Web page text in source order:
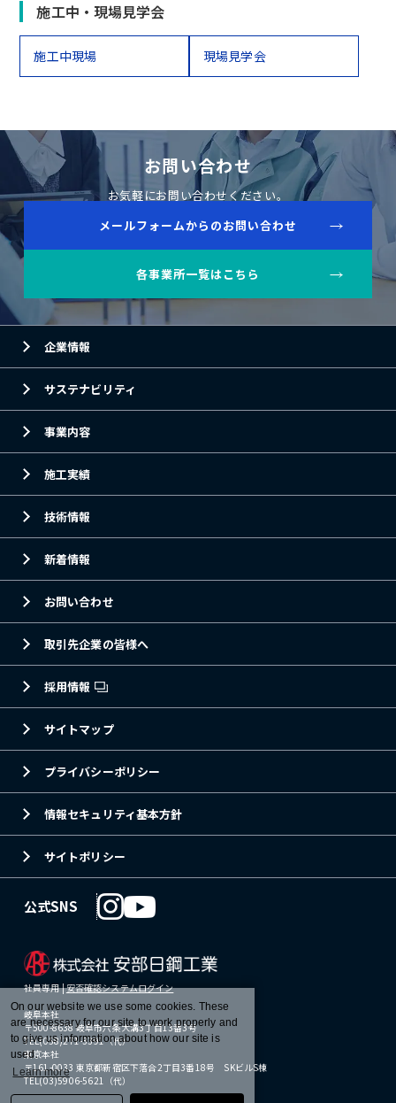
施工中・現場見学会
施工中現場 現場見学会
お問い合わせ
お気軽にお問い合わせください。
メールフォームからのお問い合わせ
各事業所一覧はこちら
企業情報
サステナビリティ
事業内容
施工実績
技術情報
新着情報
お問い合わせ
取引先企業の皆様へ
採用情報
サイトマップ
プライバシーポリシー
情報セキュリティ基本方針
サイトポリシー
公式SNS
社員専用 |安否確認システムログイン
岐阜本社
〒500-8638 岐阜市六条大溝3丁目13番3号
TEL(058)271-3391（代）
東京本社
〒161-0033 東京都新宿区下落合2丁目3番18号 SKビルS棟
TEL(03)5906-5621（代）
On our website we use some cookies. These
are necessary for our site to work properly and
to give us information about how our site is
used.
Learn more